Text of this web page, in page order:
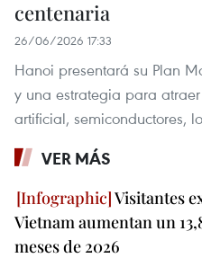
centenaria
26/06/2026 17:33
Hanoi presentará su Plan
y una estrategia para
artificial, semiconductores,
VER MÁS
Visitantes
Vietnam aumentan un
meses de 2026